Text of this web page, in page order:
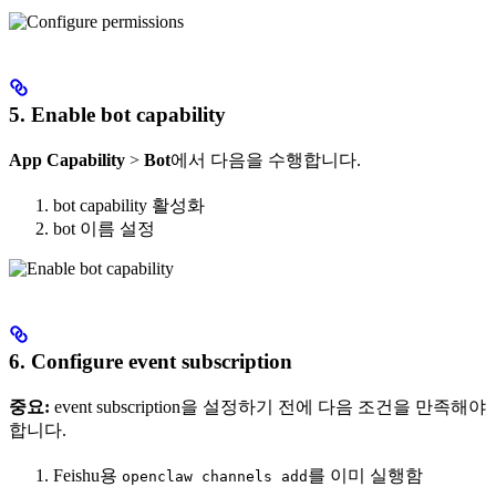
5. Enable bot capability
App Capability > Bot에서 다음을 수행합니다.
bot capability 활성화
bot 이름 설정
6. Configure event subscription
중요: event subscription을 설정하기 전에 다음 조건을 만족해야
합니다.
Feishu용 openclaw channels add 를 이미 실행함